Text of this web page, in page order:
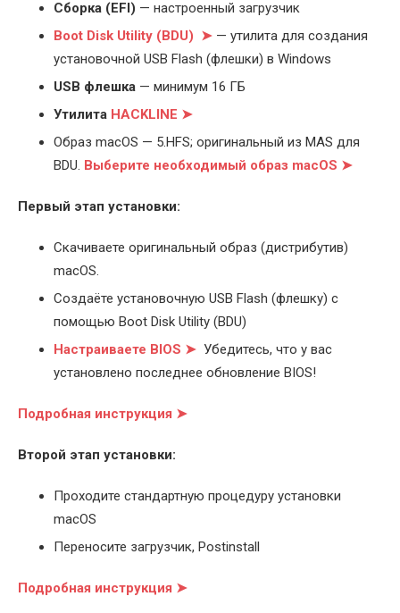
Cборка (EFI) — настроенный загрузчик
Boot Disk Utility (BDU) ➤ — утилита для создания
установочной USB Flash (флешки) в Windows
USB флешка — минимум 16 ГБ
Утилита HACKLINE ➤
Образ macOS — 5.HFS; оригинальный из MAS для
BDU. Выберите необходимый образ macOS ➤
Первый этап установки:
Скачиваете оригинальный образ (дистрибутив)
macOS.
Создаёте установочную USB Flash (флешку) с
помощью Boot Disk Utility (BDU)
Настраиваете BIOS ➤ Убедитесь, что у вас
установлено последнее обновление BIOS!
Подробная инструкция ➤
Второй этап установки:
Проходите стандартную процедуру установки
macOS
Переносите загрузчик, Postinstall
Подробная инструкция ➤